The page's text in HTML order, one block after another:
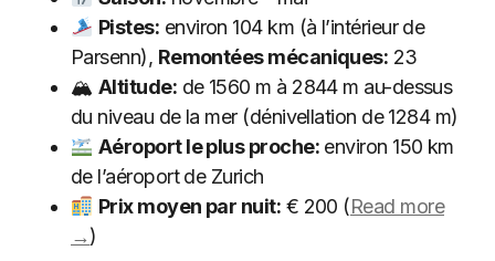
Pistes: environ 104 km (à l’intérieur de
Parsenn), Remontées mécaniques: 23
🏔 Altitude: de 1560 m à 2844 m au-dessus
du niveau de la mer (dénivellation de 1284 m)
Aéroport le plus proche: environ 150 km
de l’aéroport de Zurich
Prix moyen par nuit: € 200 (Read more
→)